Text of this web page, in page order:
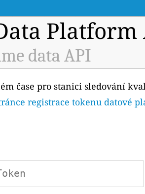
Platform
data API
čase pro stanici sledování
registrace tokenu datové